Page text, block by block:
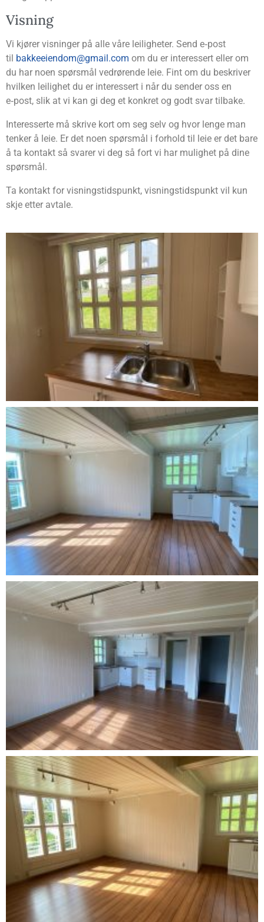
Vis­ning
Vi kjø­rer vis­nin­ger på alle våre lei­lig­he­ter. Send e‑post
til bakkeeiendom@gmail.com om du er inter­es­sert eller om
du har noen spørs­mål ved­rø­ren­de leie. Fint om du beskri­ver
hvil­ken lei­lig­het du er inter­es­sert i når du sen­der oss en
e‑post, slik at vi kan gi deg et kon­kret og godt svar tilbake.
Inter­es­ser­te må skri­ve kort om seg selv og hvor len­ge man
ten­ker å leie. Er det noen spørs­mål i for­hold til leie er det bare
å ta kon­takt så sva­rer vi deg så fort vi har mulig­het på dine
spørsmål.
Ta kon­takt for vis­nings­tids­punkt, vis­nings­tids­punkt vil kun
skje etter avtale.